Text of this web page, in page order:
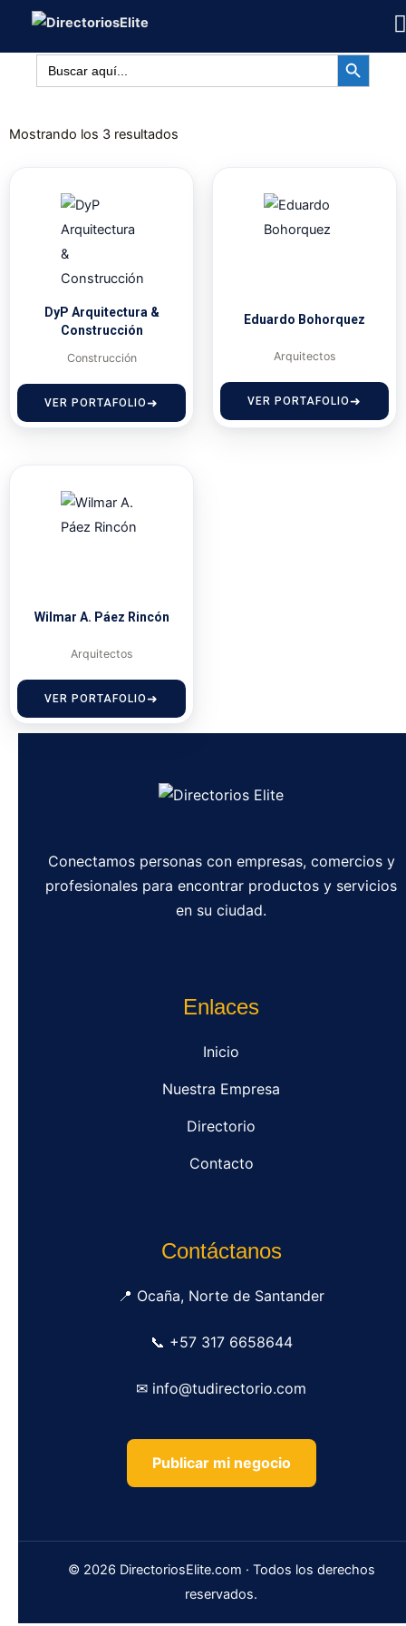
contenido
Buscar: BOTÓN DE
Mostrando los 3 resultados
DyP Arquitectura &
Construcción
Construcción
VER PORTAFOLIO
Eduardo Bohorquez
Arquitectos
VER PORTAFOLIO
Wilmar A. Páez Rincón
Arquitectos
VER PORTAFOLIO
Conectamos personas con empresas, comercios y
profesionales para encontrar productos y servicios
en su ciudad.
Enlaces
Inicio
Nuestra Empresa
Directorio
Contacto
Contáctanos
📍 Ocaña, Norte de Santander
📞 +57 317 6658644
✉ info@tudirectorio.com
Publicar mi negocio
© 2026 DirectoriosElite.com · Todos los derechos
reservados.